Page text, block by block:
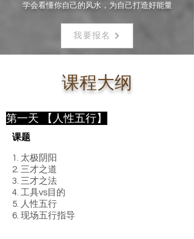
学会看懂你自己的风水，​​为自己打造好能量
我要报名
课程大纲
第一天 【人性五行】
课题
1. 太极阴阳
2. 三才之道
3. 三才之法
4. 工具vs目的
5. 人性五行
6. 现场五行指导